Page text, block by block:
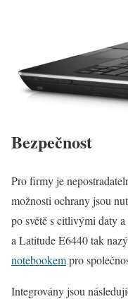
Bezpečnost
Pro firmy je
možnosti ochrany jsou
po světě s citlivými daty
a Latitude E6440 tak
notebookempro
Integrovány jsou